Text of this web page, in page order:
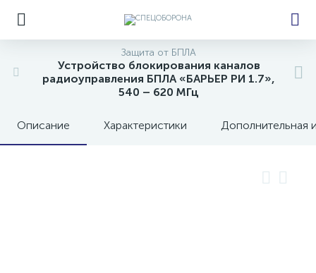
Защита от БПЛА
Устройство блокирования каналов
радиоуправления БПЛА «БАРЬЕР РИ 1.7»,
540 – 620 МГц
Описание Характеристики Дополнительная